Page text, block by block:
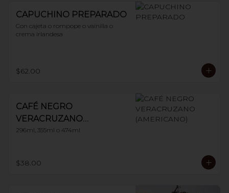
CAPUCHINO PREPARADO
Con cajeta o rompope o vainilla o
crema irlandesa
$62.00
CAFÉ NEGRO
VERACRUZANO
(AMERICANO)
296ml, 355ml o 474ml
$38.00